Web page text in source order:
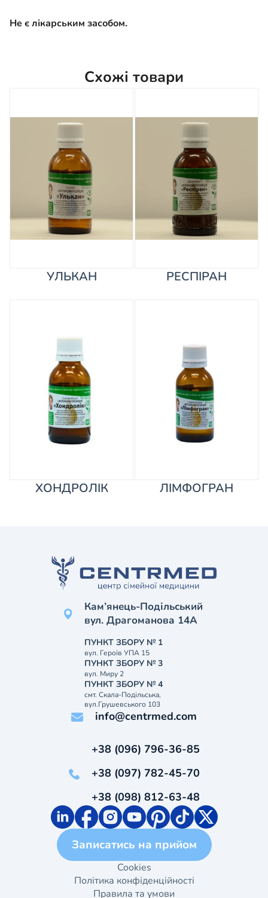
Не є лікарським засобом.
Схожі товари
УЛЬКАН РЕСПІРАН
ХОНДРОЛІК ЛІМФОГРАН
Кам’янець-Подільський
вул. Драгоманова 14А
ПУНКТ ЗБОРУ № 1
вул. Героїв УПА 15
ПУНКТ ЗБОРУ № 3
вул. Миру 2
ПУНКТ ЗБОРУ № 4
смт. Скала-Подільська,
вул.Грушевського 103
info@centrmed.com
+38 (096) 796-36-85
+38 (097) 782-45-70
+38 (098) 812-63-48
Записатись на прийом
Cookies
Політика конфіденційності
Правила та умови